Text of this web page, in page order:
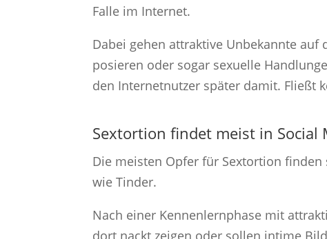
Falle im Internet.
Dabei gehen attraktive Unbekannte
posieren oder sogar sexuelle
den Internetnutzer später damit. Fließt
Sextortion findet meist in
Die meisten Opfer für Sextortion
wie Tinder.
Nach einer Kennenlernphase mit